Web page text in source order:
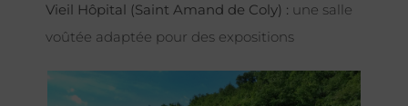
Vieil Hôpital (Saint Amand de Coly) : une salle
voûtée adaptée pour des expositions